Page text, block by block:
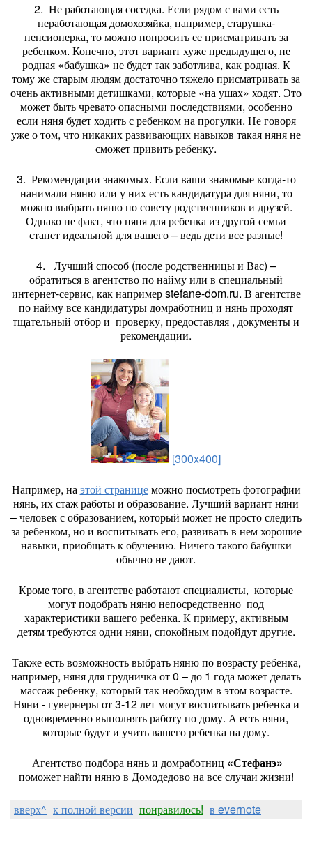
2. Не работающая соседка. Если рядом с вами есть
неработающая домохозяйка, например, старушка-
пенсионерка, то можно попросить ее присматривать за
ребенком. Конечно, этот вариант хуже предыдущего, не
родная «бабушка» не будет так заботлива, как родная. К
тому же старым людям достаточно тяжело присматривать за
очень активными детишками, которые «на ушах» ходят. Это
может быть чревато опасными последствиями, особенно
если няня будет ходить с ребенком на прогулки. Не говоря
уже о том, что никаких развивающих навыков такая няня не
сможет привить ребенку.
3. Рекомендации знакомых. Если ваши знакомые когда-то
нанимали няню или у них есть кандидатура для няни, то
можно выбрать няню по совету родственников и друзей.
Однако не факт, что няня для ребенка из другой семьи
станет идеальной для вашего – ведь дети все разные!
4. Лучший способ (после родственницы и Вас) –
обратиться в агентство по найму или в специальный
интернет-сервис, как например stefane-dom.ru. В агентстве
по найму все кандидатуры домработниц и нянь проходят
тщательный отбор и проверку, предоставляя , документы и
рекомендации.
[300x400]
Например, наэтой страницеможно посмотреть фотографии
нянь, их стаж работы и образование. Лучший вариант няни
– человек с образованием, который может не просто следить
за ребенком, но и воспитывать его, развивать в нем хорошие
навыки, приобщать к обучению. Ничего такого бабушки
обычно не дают.
Кроме того, в агентстве работают специалисты, которые
могут подобрать няню непосредственно под
характеристики вашего ребенка. К примеру, активным
детям требуются одни няни, спокойным подойдут другие.
Также есть возможность выбрать няню по возрасту ребенка,
например, няня для грудничка от 0 – до 1 года может делать
массаж ребенку, который так необходим в этом возрасте.
Няни - гувернеры от 3-12 лет могут воспитывать ребенка и
одновременно выполнять работу по дому. А есть няни,
которые будут и учить вашего ребенка на дому.
Агентство подбора нянь и домработниц «Стефанэ»
поможет найти няню в Домодедово на все случаи жизни!
вверх^ к полной версии понравилось! в evernote